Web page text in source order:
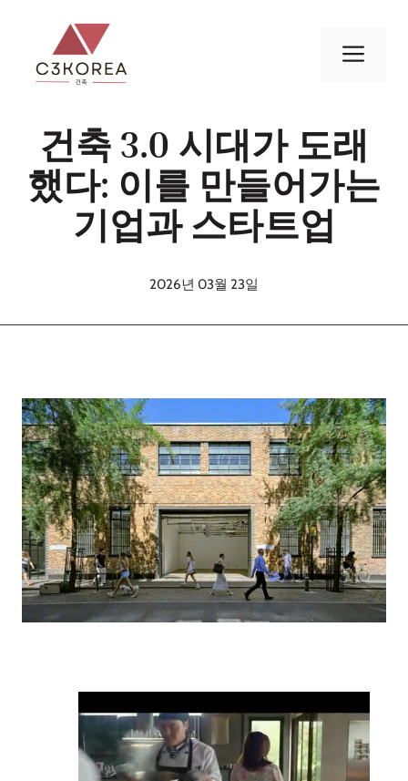
메
건축 3.0 시대가 도래
했다: 이를 만들어가는
기업과 스타트업
2026년 03월 23일